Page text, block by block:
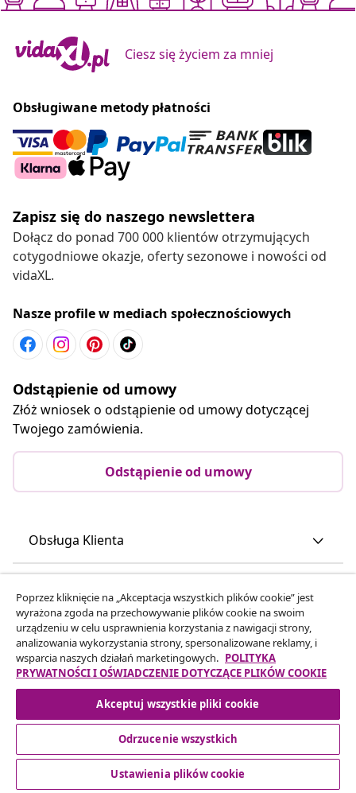
Ciesz się życiem za mniej
Obsługiwane metody płatności
Zapisz się do naszego newslettera
Dołącz do ponad 700 000 klientów otrzymujących
cotygodniowe okazje, oferty sezonowe i nowości od
vidaXL.
Nasze profile w mediach społecznościowych
Odstąpienie od umowy
Złóż wniosek o odstąpienie od umowy dotyczącej
Twojego zamówienia.
Odstąpienie od umowy
Obsługa Klienta
vidaXL
Odkryj więcej
Poprzez kliknięcie na „Akceptacja wszystkich plików cookie” jest
wyrażona zgoda na przechowywanie plików cookie na swoim
urządzeniu w celu usprawnienia korzystania z nawigacji strony,
analizowania wykorzystania strony, spersonalizowane reklamy, i
wsparcia naszych działań marketingowych. POLITYKA
PRYWATNOŚCI I OŚWIADCZENIE DOTYCZĄCE PLIKÓW COOKIE
Akceptuj wszystkie pliki cookie
Odrzucenie wszystkich
Ustawienia plików cookie